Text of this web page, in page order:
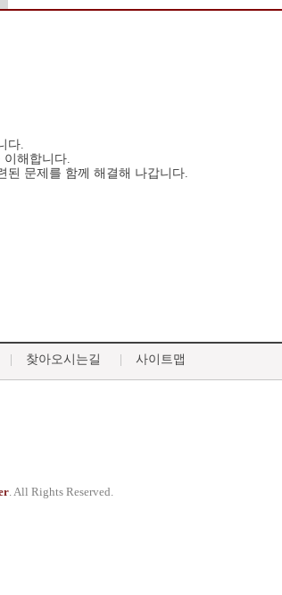
다.
이해합니다.
된 문제를 함께 해결해 나갑니다.
찾아오시는길 사이트맵
. All Rights Reserved.